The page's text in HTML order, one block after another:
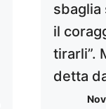
sbaglia
il
tirarli”.
detta